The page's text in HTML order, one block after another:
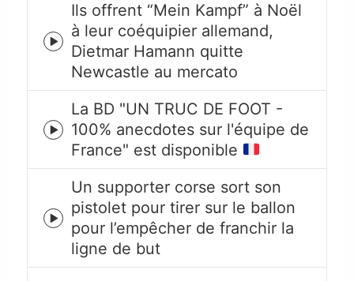
Episode
play
icon
Ils offrent “Mein Kampf” à Noël
à leur coéquipier allemand,
Dietmar Hamann quitte
Newcastle au mercato
Episode
play
icon
La BD "UN TRUC DE FOOT -
100% anecdotes sur l'équipe de
France" est disponible
Episode
play
icon
Un supporter corse sort son
pistolet pour tirer sur le ballon
pour l’empêcher de franchir la
ligne de but